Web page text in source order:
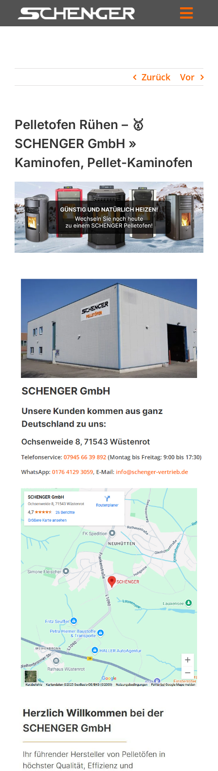
Inhalt
HÄNDLERSUCHE
UNTERNEHMEN
PROFIL
WARENKORB
PRODUCTS
SEARCH
Zurück Vor
Pelletofen Rühen – 🥇
SCHENGER GmbH »
Kaminofen, Pellet-Kaminofen